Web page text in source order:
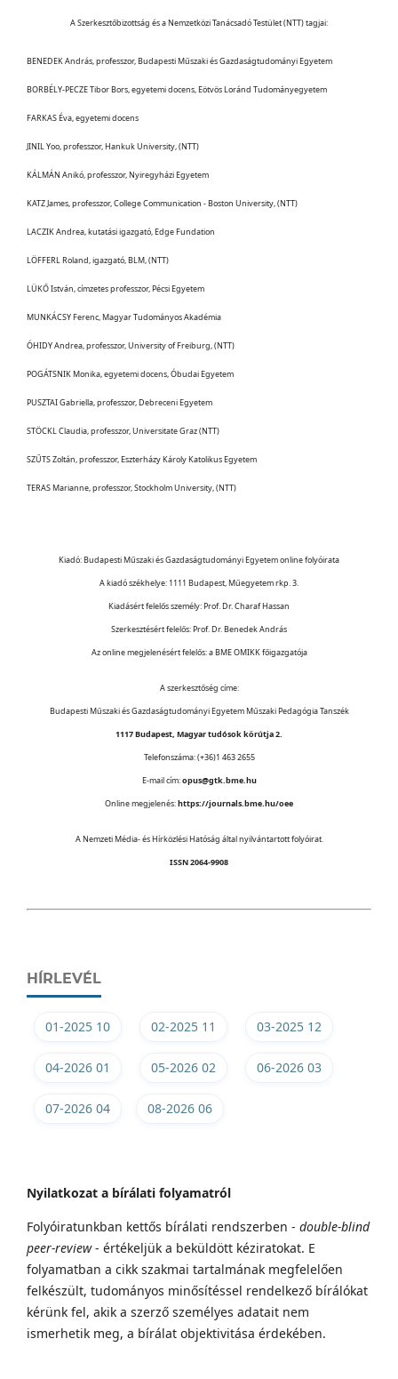
A Szerkesztőbizottság és a Nemzetközi Tanácsadó Testület (NTT) tagjai:
BENEDEK András, professzor, Budapesti Műszaki és Gazdaságtudományi Egyetem
BORBÉLY-PECZE Tibor Bors, egyetemi docens, Eötvös Loránd Tudományegyetem
FARKAS Éva, egyetemi docens
JINIL Yoo, professzor, Hankuk University, (NTT)
KÁLMÁN Anikó, professzor, Nyiregyházi Egyetem
KATZ James, professzor, College Communication - Boston University, (NTT)
LACZIK Andrea, kutatási igazgató, Edge Fundation
LÖFFERL Roland, igazgató, BLM, (NTT)
LÜKŐ István, címzetes professzor, Pécsi Egyetem
MUNKÁCSY Ferenc, Magyar Tudományos Akadémia
ÓHIDY Andrea, professzor, University of Freiburg, (NTT)
POGÁTSNIK Monika, egyetemi docens, Óbudai Egyetem
PUSZTAI Gabriella, professzor, Debreceni Egyetem
STÖCKL Claudia, professzor, Universitate Graz (NTT)
SZŰTS Zoltán, professzor, Eszterházy Károly Katolikus Egyetem
TERAS Marianne, professzor, Stockholm University, (NTT)
Kiadó: Budapesti Műszaki és Gazdaságtudományi Egyetem online folyóirata
A kiadó székhelye: 1111 Budapest, Műegyetem rkp. 3.
Kiadásért felelős személy: Prof. Dr. Charaf Hassan
Szerkesztésért felelős: Prof. Dr. Benedek András
Az online megjelenésért felelős: a BME OMIKK főigazgatója
A szerkesztőség címe:
Budapesti Műszaki és Gazdaságtudományi Egyetem Műszaki Pedagógia Tanszék
1117 Budapest, Magyar tudósok körútja 2.
Telefonszáma: (+36)1 463 2655
E-mail cím:opus@gtk.bme.hu
Online megjelenés:https://journals.bme.hu/oee
A Nemzeti Média- és Hírközlési Hatóság által nyilvántartott folyóirat.
ISSN 2064-9908
HÍRLEVÉL
01-2025 10 02-2025 11 03-2025 12
04-2026 01 05-2026 02 06-2026 03
07-2026 04 08-2026 06
Nyilatkozat a bírálati folyamatról
Folyóiratunkban kettős bírálati rendszerben - double-blind
peer-review- értékeljük a beküldött kéziratokat. E
folyamatban a cikk szakmai tartalmának megfelelően
felkészült, tudományos minősítéssel rendelkező bírálókat
kérünk fel, akik a szerző személyes adatait nem
ismerhetik meg, a bírálat objektivitása érdekében.